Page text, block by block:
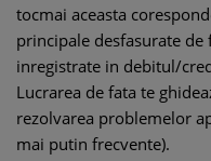
tocmai aceasta
principale desfasurate
inregistrate in debitul/
Lucrarea de fata te
rezolvarea problemelor
mai putin frecvente).